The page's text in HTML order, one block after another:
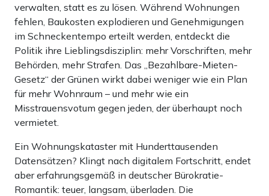
verwalten, statt es zu lösen. Während Wohnungen
fehlen, Baukosten explodieren und Genehmigungen
im Schneckentempo erteilt werden, entdeckt die
Politik ihre Lieblingsdisziplin: mehr Vorschriften, mehr
Behörden, mehr Strafen. Das „Bezahlbare-Mieten-
Gesetz“ der Grünen wirkt dabei weniger wie ein Plan
für mehr Wohnraum – und mehr wie ein
Misstrauensvotum gegen jeden, der überhaupt noch
vermietet.
Ein Wohnungskataster mit Hunderttausenden
Datensätzen? Klingt nach digitalem Fortschritt, endet
aber erfahrungsgemäß in deutscher Bürokratie-
Romantik: teuer, langsam, überladen. Die